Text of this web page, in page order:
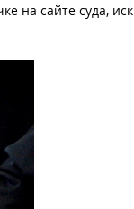
на сайте суда, иск